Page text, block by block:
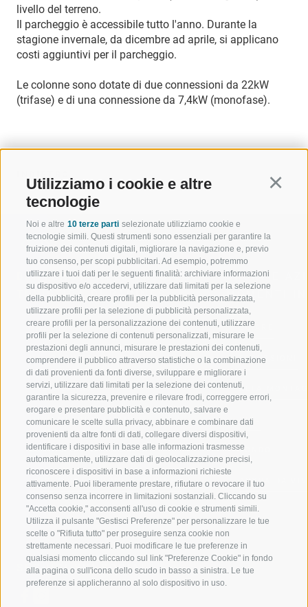
Utilizziamo i cookie e altre
tecnologie
Noi e altre 10 terze parti selezionate utilizziamo cookie e
tecnologie simili. Questi strumenti sono essenziali per garantire la
fruizione dei contenuti digitali, migliorare la navigazione e, previo
tuo consenso, per scopi pubblicitari. Ad esempio, potremmo
utilizzare i tuoi dati per le seguenti finalità: archiviare informazioni
su dispositivo e/o accedervi, utilizzare dati limitati per la selezione
della pubblicità, creare profili per la pubblicità personalizzata,
utilizzare profili per la selezione di pubblicità personalizzata,
creare profili per la personalizzazione dei contenuti, utilizzare
profili per la selezione di contenuti personalizzati, misurare le
prestazioni degli annunci, misurare le prestazioni dei contenuti,
comprendere il pubblico attraverso statistiche o la combinazione
di dati provenienti da fonti diverse, sviluppare e migliorare i
servizi, utilizzare dati limitati per la selezione dei contenuti,
garantire la sicurezza, prevenire e rilevare frodi, correggere errori,
erogare e presentare pubblicità e contenuto, salvare e
comunicare le scelte sulla privacy, abbinare e combinare dati
provenienti da altre fonti di dati, collegare diversi dispositivi,
identificare i dispositivi in base alle informazioni trasmesse
automaticamente, utilizzare dati di geolocalizzazione precisi,
riconoscere i dispositivi in base a informazioni richieste
attivamente. Puoi liberamente prestare, rifiutare o revocare il tuo
consenso senza incorrere in limitazioni sostanziali. Cliccando su
"Accetta cookie," acconsenti all'uso di cookie e strumenti simili.
Utilizza il pulsante "Gestisci Preferenze" per personalizzare le tue
scelte o "Rifiuta tutto" per proseguire senza cookie non
strettamente necessari. Puoi modificare le tue preferenze in
qualsiasi momento cliccando sul link "Preferenze Cookie" in fondo
alla pagina o sull'icona dello scudo in basso a sinistra. Le tue
preferenze si applicheranno al solo dispositivo in uso.
livello del terreno.
Il parcheggio è accessibile tutto l'anno. Durante la
stagione invernale, da dicembre ad aprile, si applicano
costi aggiuntivi per il parcheggio.
Le colonne sono dotate di due connessioni da 22kW
(trifase) e di una connessione da 7,4kW (monofase).
BENVENUTI NELLA REGIONE
TURISTICA DI RACINES
VAL GIOVO
VAL RACINES
VAL RIDANNA
IMPIANTI DI RISALITA
SCUOLA DI SCI RACINES
LUISL'S SKI SCHOOL A RACINES
SPORT E
MOMENTI
SCIARE
ESCURSIONI
ALTA
BIKE
FONDO
ACQUA DA
SEGUICI SUI SOCIAL